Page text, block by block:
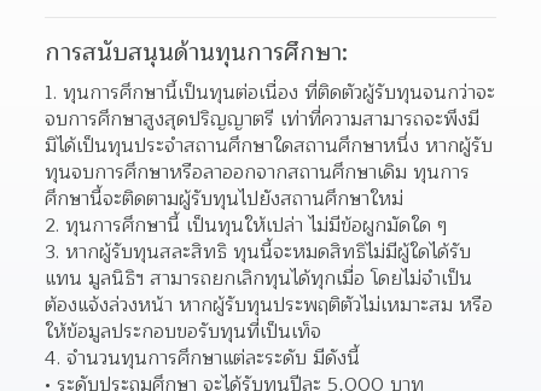
การสนับสนุนด้านทุนการศึกษา:
ทุนการศึกษานี้เป็นทุนต่อเนื่อง ที่ติดตัวผู้รับทุนจนกว่าจะ
จบการศึกษาสูงสุดปริญญาตรี เท่าที่ความสามารถจะพึงมี
มิได้เป็นทุนประจำสถานศึกษาใดสถานศึกษาหนึ่ง หากผู้รับ
ทุนจบการศึกษาหรือลาออกจากสถานศึกษาเดิม ทุนการ
ศึกษานี้จะติดตามผู้รับทุนไปยังสถานศึกษาใหม่
ทุนการศึกษานี้ เป็นทุนให้เปล่า ไม่มีข้อผูกมัดใด ๆ
หากผู้รับทุนสละสิทธิ ทุนนี้จะหมดสิทธิไม่มีผู้ใดได้รับ
แทน มูลนิธิฯ สามารถยกเลิกทุนได้ทุกเมื่อ โดยไม่จำเป็น
ต้องแจ้งล่วงหน้า หากผู้รับทุนประพฤติตัวไม่เหมาะสม หรือ
ให้ข้อมูลประกอบขอรับทุนที่เป็นเท็จ
จำนวนทุนการศึกษาแต่ละระดับ มีดังนี้